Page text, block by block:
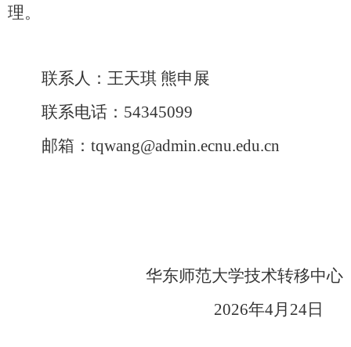
理。
联系人：王天琪 熊申展
联系电话： 54345099
邮箱：tqwang@admin.ecnu.edu.cn
华东师范大学技术转移中心
2026年4月 24日